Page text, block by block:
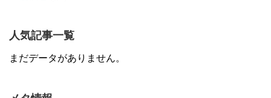
人気記事一覧
まだデータがありません。